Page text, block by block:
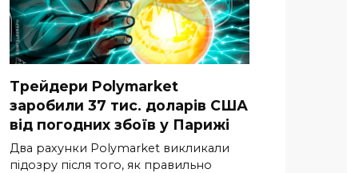
Трейдери Polymarket
заробили 37 тис. доларів США
від погодних збоїв у Парижі
Два рахунки Polymarket викликали
підозру після того, як правильно